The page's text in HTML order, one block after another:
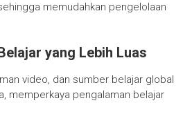
memudahkan pengelolaan
yang Lebih Luas
video, dan sumber belajar global
memperkaya pengalaman belajar